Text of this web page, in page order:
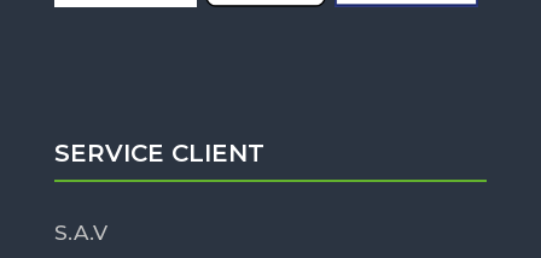
SERVICE CLIENT
S.A.V